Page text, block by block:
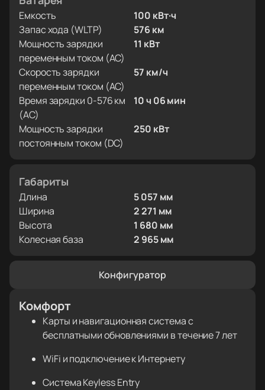
Емкость
100 кВт·ч
Запас хода (WLTP)
576 км
Мощность зарядки
переменным током (AC)
11 кВт
Скорость зарядки
переменным током (AC)
57 км/ч
Время зарядки 0-576 км
(AC)
10 ч 06 мин
Мощность зарядки
постоянным током (DC)
250 кВт
Габариты
Длина
5 057 мм
Ширина
2 271 мм
Высота
1 680 мм
Колесная база
2 965 мм
Конфигуратор
Комфорт
Карты и навигационная система с
бесплатными обновлениями в течение 7 лет
WiFi и подключение к Интернету
Система Keyless Entry